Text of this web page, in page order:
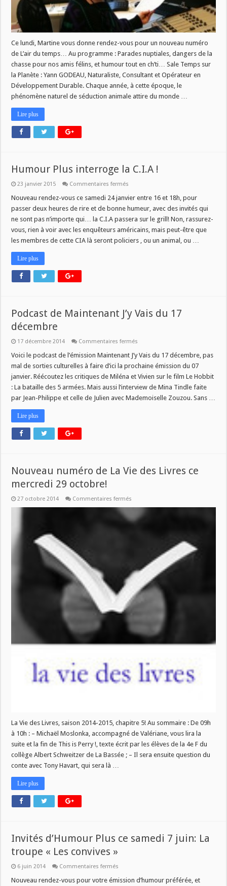
Ce lundi, Martine vous donne rendez-vous pour un nouveau numéro
de L’air du temps… Au programme : Parades nuptiales, dangers de la
chasse pour nos amis félins, et humour tout en ch’ti… Sale Temps sur
la Planète : Yann GODEAU, Naturaliste, Consultant et Opérateur en
Développement Durable. Chaque année, à cette époque, le
phénomène naturel de séduction animale attire du monde …
Lire plus
Humour Plus interroge la C.I.A !
23 janvier 2015 Commentaires fermés
Plus
la
C.I.A
!
Nouveau rendez-vous ce samedi 24 janvier entre 16 et 18h, pour
passer deux heures de rire et de bonne humeur, avec des invités qui
ne sont pas n’importe qui… la C.I.A passera sur le grill! Non, rassurez-
vous, rien à voir avec les enquêteurs américains, mais peut-être que
les membres de cette CIA là seront policiers , ou un animal, ou …
Lire plus
Podcast de Maintenant J’y Vais du 17
décembre
17 décembre 2014 Commentaires fermés
de
J’y
Vais
du
17
décembre
Voici le podcast de l’émission Maintenant J’y Vais du 17 décembre, pas
mal de sorties culturelles à faire d’ici la prochaine émission du 07
janvier. Réécoutez les critiques de Miléna et Vivien sur le film Le Hobbit
: La bataille des 5 armées. Mais aussi l’interview de Mina Tindle faite
par Jean-Philippe et celle de Julien avec Mademoiselle Zouzou. Sans …
Lire plus
Nouveau numéro de La Vie des Livres ce
mercredi 29 octobre!
27 octobre 2014 Commentaires fermés
de
mercredi
octobre!
La Vie des Livres, saison 2014-2015, chapitre 5! Au sommaire : De 09h
à 10h : – Michaël Moslonka, accompagné de Valériane, vous lira la
suite et la fin de This is Perry !, texte écrit par les élèves de la 4e F du
collège Albert Schweitzer de La Bassée ; – Il sera ensuite question du
conte avec Tony Havart, qui sera là …
Lire plus
Invités d’Humour Plus ce samedi 7 juin: La
troupe « Les convives »
6 juin 2014 Commentaires fermés
d’Humour
Nouveau rendez-vous pour votre émission d’humour préférée, et